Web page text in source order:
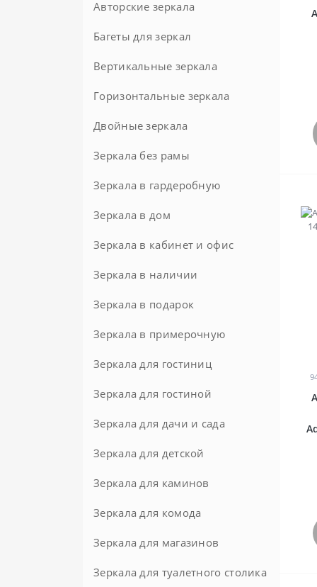
90 см
95 см
Слоновая кость
Хром
Шампань
Из полиуретана
Классические
На колесиках
Напольные в металлической
раме
Прованс
Современные
Черные
Многоугольные
Авторские зеркала
Багеты для зеркал
Вертикальные зеркала
Горизонтальные зеркала
Двойные зеркала
Зеркала без рамы
Зеркала в гардеробную
Зеркала в дом
Зеркала в кабинет и офис
Зеркала в наличии
Зеркала в подарок
Зеркала в примерочную
Зеркала для гостиниц
Зеркала для гостиной
Зеркала для дачи и сада
Зеркала для детской
Зеркала для каминов
Зеркала для комода
Зеркала для магазинов
Зеркала для туалетного столика